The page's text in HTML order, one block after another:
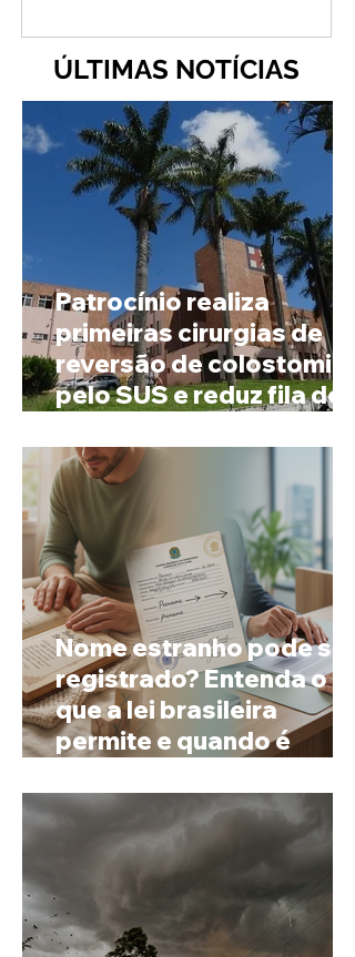
ÚLTIMAS NOTÍCIAS
Patrocínio realiza
primeiras cirurgias de
reversão de colostomia
pelo SUS e reduz fila de
Nome estranho pode ser
registrado? Entenda o
que a lei brasileira
permite e quando é
prenome